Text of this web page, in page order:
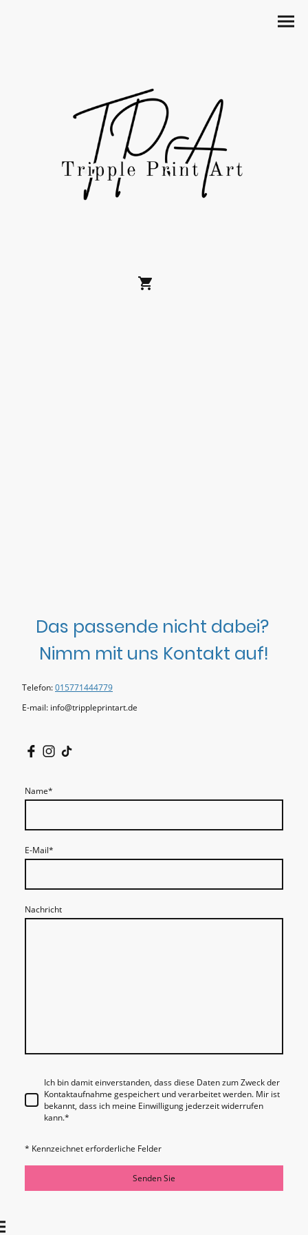
Das passende nicht dabei?
Nimm mit uns Kontakt auf!
Telefon:015771444779
E-mail: info@trippleprintart.de
Name*
E-Mail*
Nachricht
Ich bin damit einverstanden, dass diese Daten zum Zweck der
Kontaktaufnahme gespeichert und verarbeitet werden. Mir ist
bekannt, dass ich meine Einwilligung jederzeit widerrufen
kann.*
* Kennzeichnet erforderliche Felder
Senden Sie